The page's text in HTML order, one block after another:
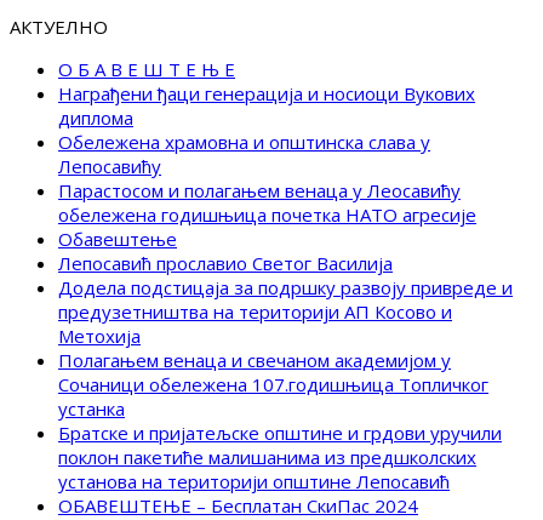
АКТУЕЛНО
О Б А В Е Ш Т Е Њ Е
Награђени ђаци генерација и носиоци Вукових
диплома
Обележена храмовна и општинска слава у
Лепосавићу
Парастосом и полагањем венаца у Леосавићу
обележена годишњица почетка НАТО агресије
Обавештење
Лепосавић прославио Светог Василија
Додела подстицаја за подршку развоју привреде и
предузетништва на територији АП Косово и
Метохија
Полагањем венаца и свечаном академијом у
Сочаници обележена 107.годишњица Топличког
устанка
Братске и пријатељске општине и грдови уручили
поклон пакетиће малишанима из предшколских
установа на територији општине Лепосавић
ОБАВЕШТЕЊЕ – Бесплатан СкиПас 2024